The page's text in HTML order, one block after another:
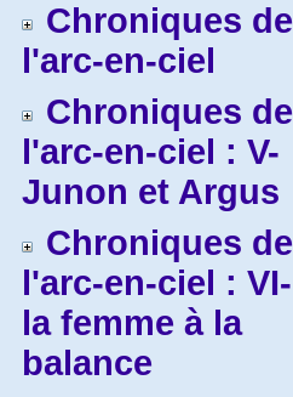
Chroniques de
l'arc-en-ciel
Chroniques de
l'arc-en-ciel : V-
Junon et Argus
Chroniques de
l'arc-en-ciel : VI-
la femme à la
balance